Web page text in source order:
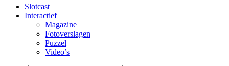
Slotcast
Interactief
Magazine
Fotoverslagen
Puzzel
Video’s